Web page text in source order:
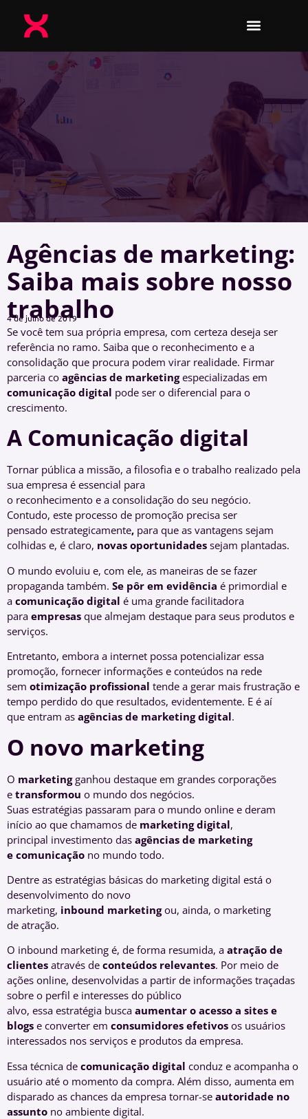
Agências de marketing:
Saiba mais sobre nosso
trabalho
4 de julho de 2019
Se você tem sua própria empresa, com certeza deseja ser
referência no ramo. Saiba que o reconhecimento e a
consolidação que procura podem virar realidade. Firmar
parceria co agências de marketingespecializadas em
comunicação digital pode ser o diferencial para o
crescimento.
A Comunicação digital
Tornar pública a missão, a filosofia e o trabalho realizado pela
sua empresa é essencial para
o reconhecimento e a consolidação do seu negócio.
Contudo, este processo de promoção precisa ser
pensado estrategicamente, para que as vantagens sejam
colhidas e, é claro, novas oportunidades sejam plantadas.
O mundo evoluiu e, com ele, as maneiras de se fazer
propaganda também. Se pôr em evidência é primordial e
a comunicação digital é uma grande facilitadora
para empresas que almejam destaque para seus produtos e
serviços.
Entretanto, embora a internet possa potencializar essa
promoção, fornecer informações e conteúdos na rede
sem otimização profissional tende a gerar mais frustração e
tempo perdido do que resultados, evidentemente. E é aí
que entram as agências de marketing digital.
O novo marketing
O marketingganhou destaque em grandes corporações
e transformou o mundo dos negócios.
Suas estratégias passaram para o mundo online e deram
início ao que chamamos de marketingdigital,
principal investimento das agências de marketing
e comunicação no mundo todo.
Dentre as estratégias básicas do marketing digital está o
desenvolvimento do novo
marketing, inbound marketingou, ainda, o marketing
de atração.
O inbound marketing é, de forma resumida, a atração de
clientes através de conteúdos relevantes. Por meio de
ações online, desenvolvidas a partir de informações traçadas
sobre o perfil e interesses do público
alvo, essa estratégia busca aumentar o acesso a sites e
blogs e converter em consumidores efetivos os usuários
interessados nos serviços e produtos da empresa.
Essa técnica de comunicação digital conduz e acompanha o
usuário até o momento da compra. Além disso, aumenta em
disparado as chances da empresa tornar-se autoridade no
assunto no ambiente digital.